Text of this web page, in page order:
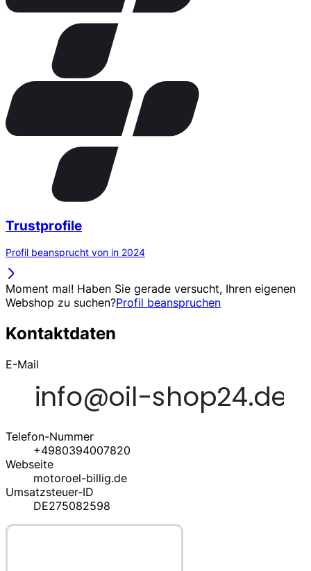
Trustprofile
Profil beansprucht von in 2024
Moment mal! Haben Sie gerade versucht, Ihren eigenen
Webshop zu suchen?Profil beanspruchen
Kontaktdaten
E-Mail
Telefon-Nummer
+4980394007820
Webseite
motoroel-billig.de
Umsatzsteuer-ID
DE275082598